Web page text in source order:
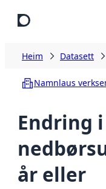
Heim Datasett
Namnlaus
Endring i
år eller